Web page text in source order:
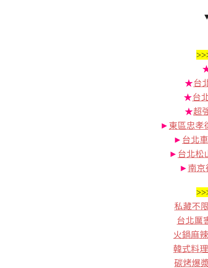
★台
★台
★超
► 東區忠孝
► 台北
► 台北松
► 南京
私藏不
台北厲
火鍋麻
韓式料
碳烤爆